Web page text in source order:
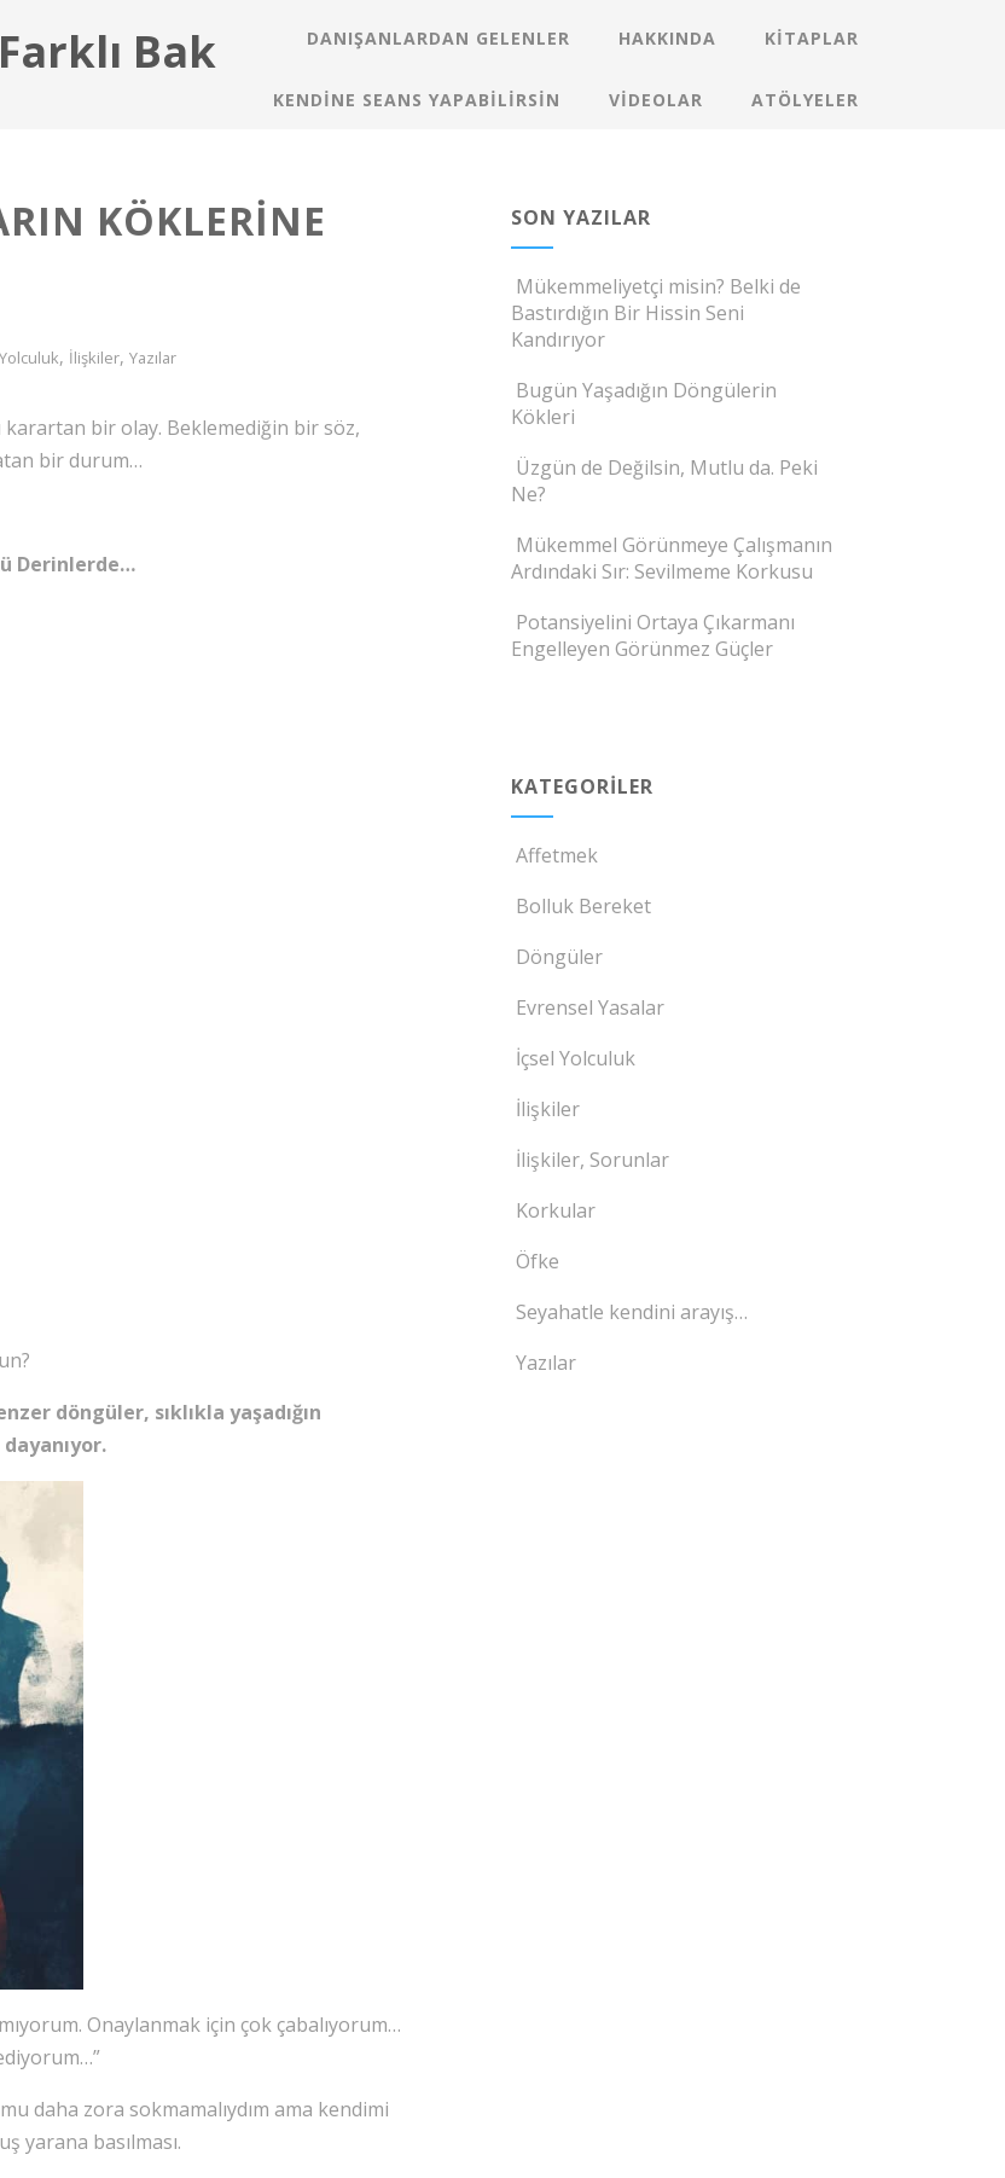
Bak DANIŞANLARDAN GELENLER HAKKINDA KITAPLAR
KENDINE SEANS YAPABILIRSIN VIDEOLAR ATÖLYELER
KÖKLERINE
, İlişkiler,Yazılar
karartan bir olay. Beklemediğin bir söz,
bir durum…
Derinlerde…
döngüler, sıklıkla yaşadığın
Onaylanmak için çok çabalıyorum…
daha zora sokmamalıydım ama kendimi
yarana basılması.
SON YAZILAR
Mükemmeliyetçi misin? Belki de
Bastırdığın Bir Hissin Seni
Kandırıyor
Bugün Yaşadığın Döngülerin
Kökleri
Üzgün de Değilsin, Mutlu da. Peki
Ne?
Mükemmel Görünmeye Çalışmanın
Ardındaki Sır: Sevilmeme Korkusu
Potansiyelini Ortaya Çıkarmanı
Engelleyen Görünmez Güçler
KATEGORILER
Affetmek
Bolluk Bereket
Döngüler
Evrensel Yasalar
İçsel Yolculuk
İlişkiler
İlişkiler, Sorunlar
Korkular
Öfke
Seyahatle kendini arayış…
Yazılar